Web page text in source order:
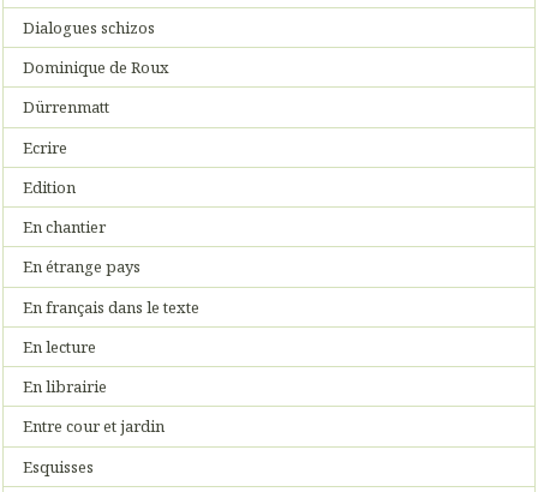
Dialogues schizos
Dominique de Roux
Dürrenmatt
Ecrire
Edition
En chantier
En étrange pays
En français dans le texte
En lecture
En librairie
Entre cour et jardin
Esquisses